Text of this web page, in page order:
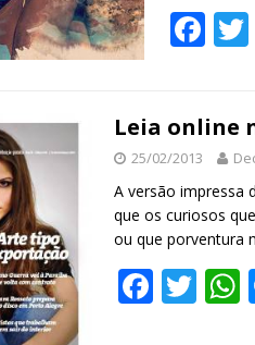
F
ac
b
o
o
k
Leia online
25/02/2013
A versão impressa
que os curiosos
ou que porventura
F
ac
T
w